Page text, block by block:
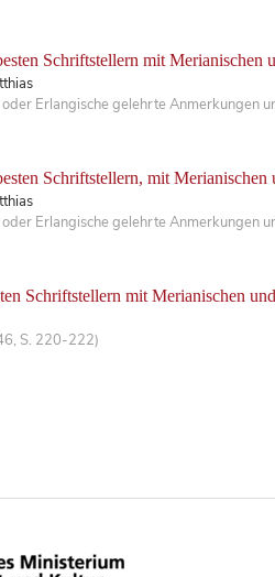
Schriftstellern mit
Erlangische gelehrte Anmerkungen
Schriftstellern, mit
Erlangische gelehrte Anmerkungen
Schriftstellern mit Merianischen
S. 220-222)